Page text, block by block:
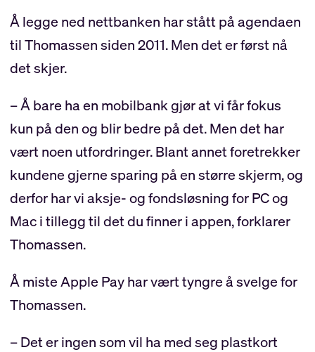
Å legge ned nettbanken har stått på agendaen
til Thomassen siden 2011. Men det er først nå
det skjer.
– Å bare ha en mobilbank gjør at vi får fokus
kun på den og blir bedre på det. Men det har
vært noen utfordringer. Blant annet foretrekker
kundene gjerne sparing på en større skjerm, og
derfor har vi aksje- og fondsløsning for PC og
Mac i tillegg til det du finner i appen, forklarer
Thomassen.
Å miste Apple Pay har vært tyngre å svelge for
Thomassen.
– Det er ingen som vil ha med seg plastkort